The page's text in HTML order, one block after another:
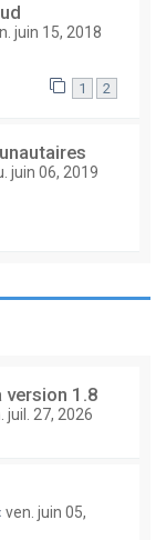
juin 15, 2018
1 2
juin 06, 2019
version 1.8
juil. 27, 2026
ven. juin 05,